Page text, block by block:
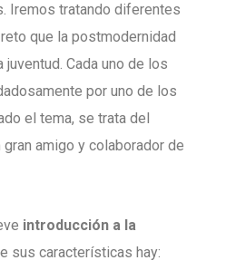
Iremos tratando diferentes
que la postmodernidad
juventud. Cada uno de los
por uno de los
el tema, se trata del
gran amigo y colaborador de
introducción a la
sus características hay: